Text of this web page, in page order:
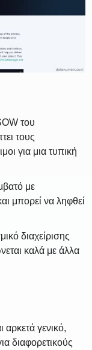
του
τους
για μια τυπική
με
μπορεί να ληφθεί
διαχείρισης
καλά με άλλα
αρκετά γενικό,
διαφορετικούς